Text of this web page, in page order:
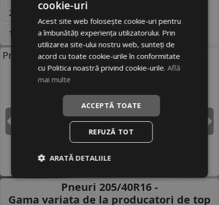
255/45 R20
235/65 R16C
185/65 R15
195/50 R15 Mai multe
Producatori anvelope:
DUNLOP GOODYEAR
HANKOOK
Inapoi
Pneuri 205/40R16 -
Gama variata de la producatori de top
cookie-uri
Acest site web folosește cookie-uri pentru
a îmbunătăți experiența utilizatorului. Prin
utilizarea site-ului nostru web, sunteți de
acord cu toate cookie-urile în conformitate
cu Politica noastră privind cookie-urile.Află
mai multe
ACCEPTĂ TOATE
REFUZĂ TOT
ARATĂ DETALIILE